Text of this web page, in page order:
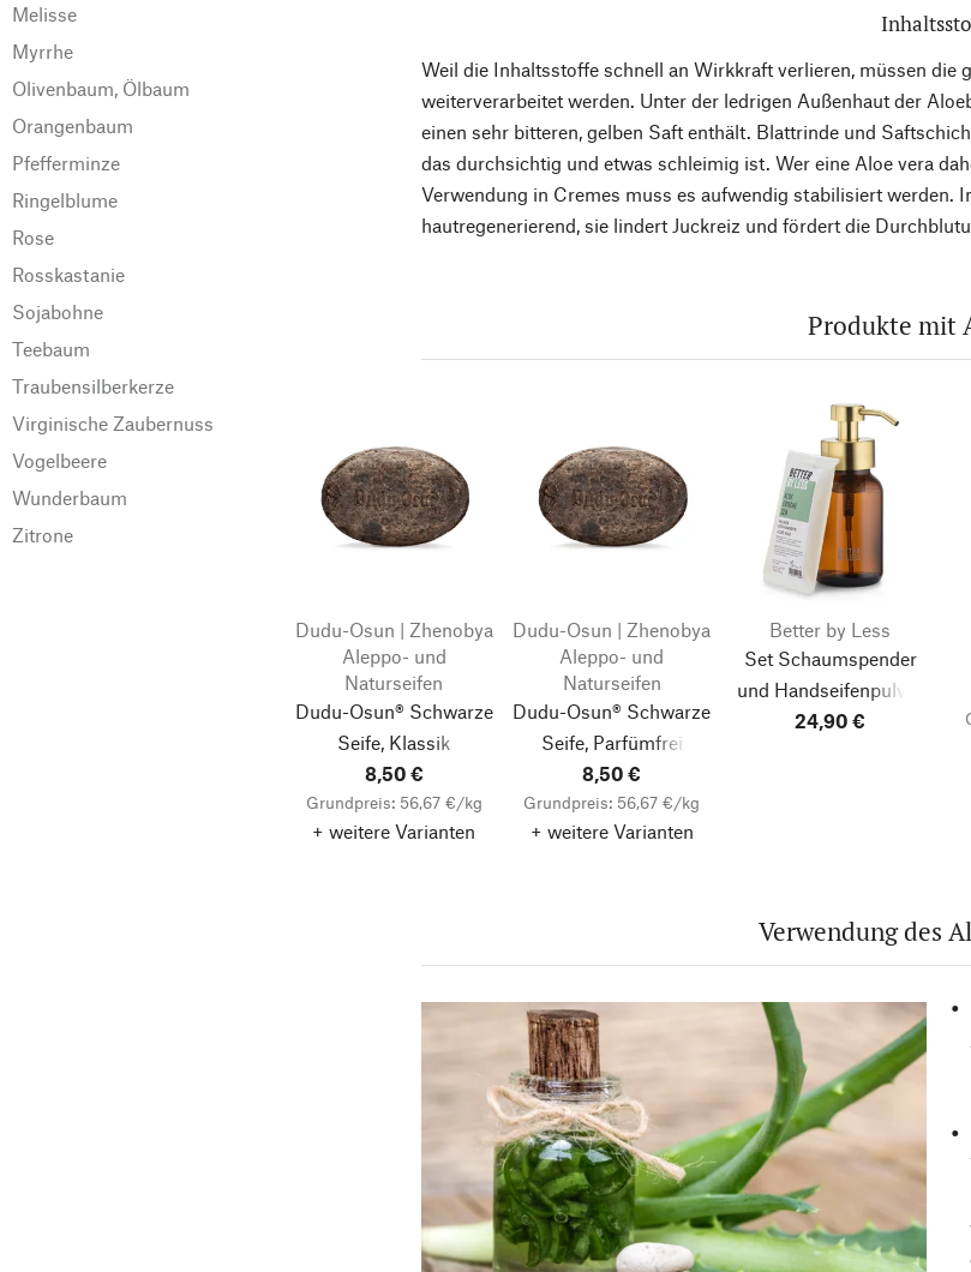
Melisse
Myrrhe
Olivenbaum, Ölbaum
Orangenbaum
Pfefferminze
Ringelblume
Rose
Rosskastanie
Sojabohne
Teebaum
Traubensilberkerze
Virginische Zaubernuss
Vogelbeere
Wunderbaum
Zitrone
Weil die Inhaltsstoffe schnell an Wirkkraft verlieren, müssen die
weiterverarbeitet werden. Unter der ledrigen Außenhaut der
einen sehr bitteren, gelben Saft enthält. Blattrinde und
das durchsichtig und etwas schleimig ist. Wer eine Aloe vera
Verwendung in Cremes muss es aufwendig stabilisiert werden.
hautregenerierend, sie lindert Juckreiz und fördert die
Produkte mit
Dudu-Osun | Zhenobya
Aleppo- und
Naturseifen
Dudu-Osun® Schwarze
Seife, Klassik
8,50 €
Grundpreis: 56,67 €/kg
+ weitere Varianten
Dudu-Osun | Zhenobya
Aleppo- und
Naturseifen
Dudu-Osun® Schwarze
Seife, Parfümfrei
8,50 €
Grundpreis: 56,67 €/kg
+ weitere Varianten
Better by Less
Set Schaumspender
und Handseifenpulver
Aloe vera
24,90 €
Verwendung des